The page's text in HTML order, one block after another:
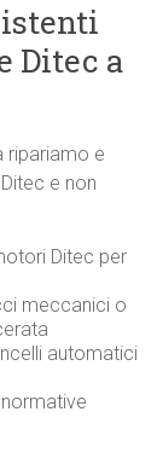
Ditec a
ripariamo e
e non
Ditec per
meccanici o
automatici